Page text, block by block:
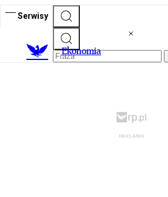
Serwisy
Ekonomia